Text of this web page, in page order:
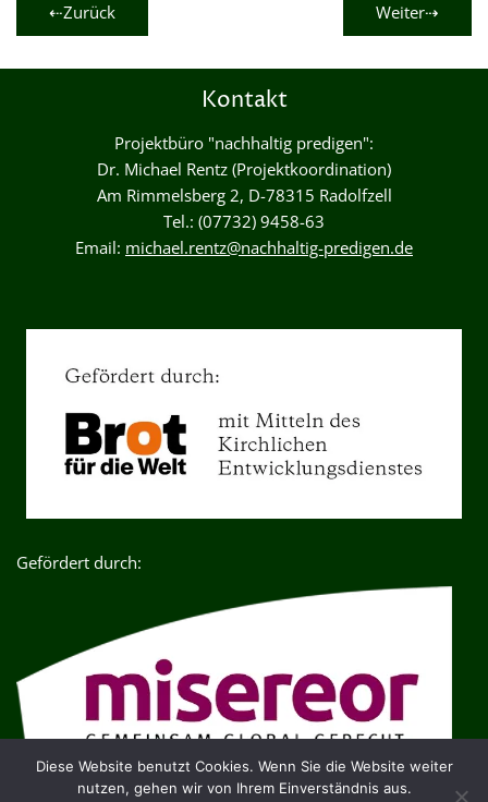
⇠Zurück Weiter⇢
Kontakt
Projektbüro "nachhaltig predigen":
Dr. Michael Rentz (Projektkoordination)
Am Rimmelsberg 2, D-78315 Radolfzell
Tel.: (07732) 9458-63
Email: michael.rentz@nachhaltig-predigen.de
Gefördert durch:
Diese Website benutzt Cookies. Wenn Sie die Website weiter
nutzen, gehen wir von Ihrem Einverständnis aus.